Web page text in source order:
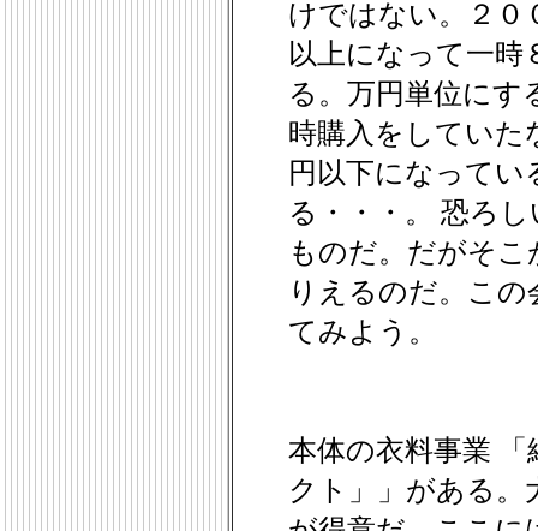
けではない。２０
以上になって一時
る。万円単位に
時購入をしていた
円以下になって
る・・・。 恐ろ
ものだ。だがそ
りえるのだ。こ
てみよう。
本体の衣料事業
クト」」がある